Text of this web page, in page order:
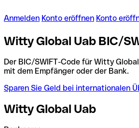
Anmelden Konto eröffnen Konto
Witty Global Uab BIC/
Der BIC/SWIFT-Code für Witty
mit dem Empfänger oder der Bank.
Sparen Sie Geld bei internationalen
Witty Global Uab